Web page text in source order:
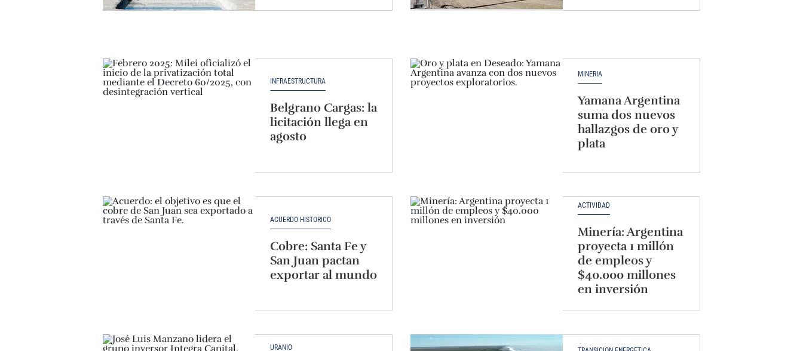
INFRAESTRUCTURA
Belgrano Cargas: la
licitación llega en
agosto
MINERÍA
Yamana Argentina
suma dos nuevos
hallazgos de oro y
plata
ACUERDO HISTÓRICO
Cobre: Santa Fe y
San Juan pactan
exportar al mundo
ACTIVIDAD
Minería: Argentina
proyecta 1 millón
de empleos y
$40.000 millones
en inversión
URANIO